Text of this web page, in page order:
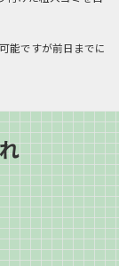
能ですが前日までに